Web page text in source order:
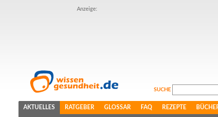
Anzeige:
SUCHE
AKTUELLES RATGEBER GLOSSAR FAQ REZEPTE